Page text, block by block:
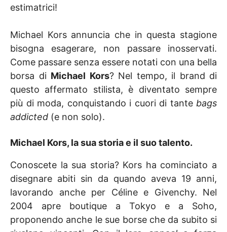
estimatrici!
Michael Kors annuncia che in questa stagione
bisogna esagerare, non passare inosservati.
Come passare senza essere notati con una bella
borsa di Michael Kors? Nel tempo, il brand di
questo affermato stilista, è diventato sempre
più di moda, conquistando i cuori di tante bags
addicted (e non solo).
Michael Kors, la sua storia e il suo talento.
Conoscete la sua storia? Kors ha cominciato a
disegnare abiti sin da quando aveva 19 anni,
lavorando anche per Céline e Givenchy. Nel
2004 apre boutique a Tokyo e a Soho,
proponendo anche le sue borse che da subito si